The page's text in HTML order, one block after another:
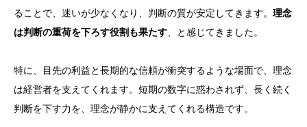
ることで、迷いが少なくなり、判断の質が安定してきます。 理念
は判断の重荷を下ろす役割も果たす 、と感じてきました。
特に、目先の利益と長期的な信頼が衝突するような場面で、理念
は経営者を支えてくれます。短期の数字に惑わされず、長く続く
判断を下す力を、理念が静かに支えてくれる構造です。